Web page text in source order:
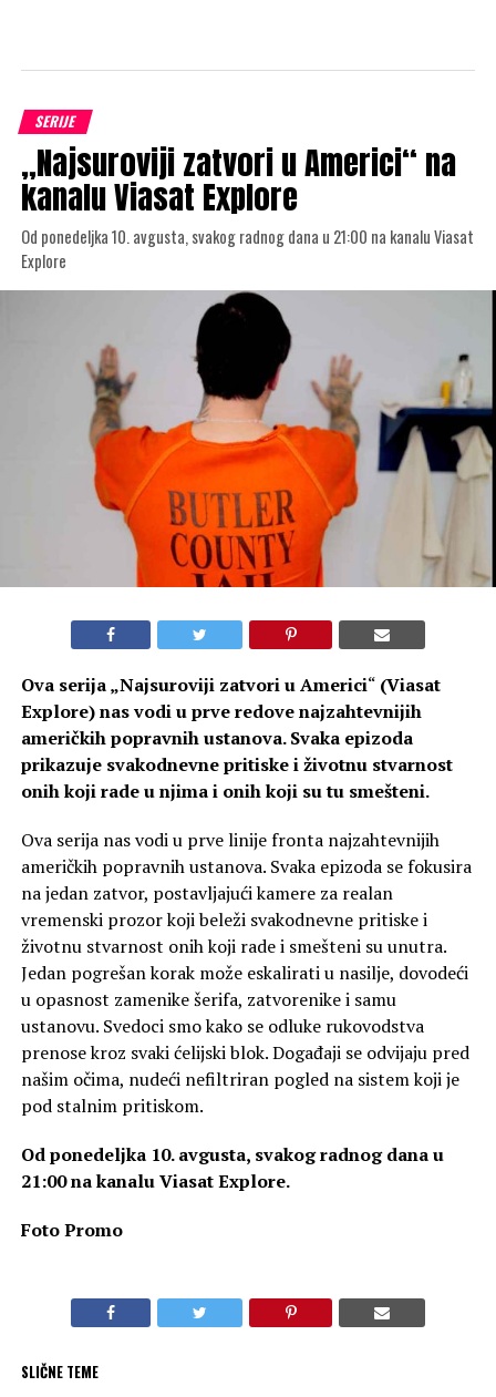
SERIJE
„Najsuroviji zatvori u Americi“ na
kanalu Viasat Explore
Od ponedeljka 10. avgusta, svakog radnog dana u 21:00 na kanalu Viasat
Explore
Ova serija „Najsuroviji zatvori u Americi“ (Viasat
Explore) nas vodi u prve redove najzahtevnijih
američkih popravnih ustanova. Svaka epizoda
prikazuje svakodnevne pritiske i životnu stvarnost
onih koji rade u njima i onih koji su tu smešteni.
Ova serija nas vodi u prve linije fronta najzahtevnijih
američkih popravnih ustanova. Svaka epizoda se fokusira
na jedan zatvor, postavljajući kamere za realan
vremenski prozor koji beleži svakodnevne pritiske i
životnu stvarnost onih koji rade i smešteni su unutra.
Jedan pogrešan korak može eskalirati u nasilje, dovodeći
u opasnost zamenike šerifa, zatvorenike i samu
ustanovu. Svedoci smo kako se odluke rukovodstva
prenose kroz svaki ćelijski blok. Događaji se odvijaju pred
našim očima, nudeći nefiltriran pogled na sistem koji je
pod stalnim pritiskom.
Od ponedeljka 10. avgusta, svakog radnog dana u
21:00 na kanalu Viasat Explore.
Foto Promo
SLIČNE TEME